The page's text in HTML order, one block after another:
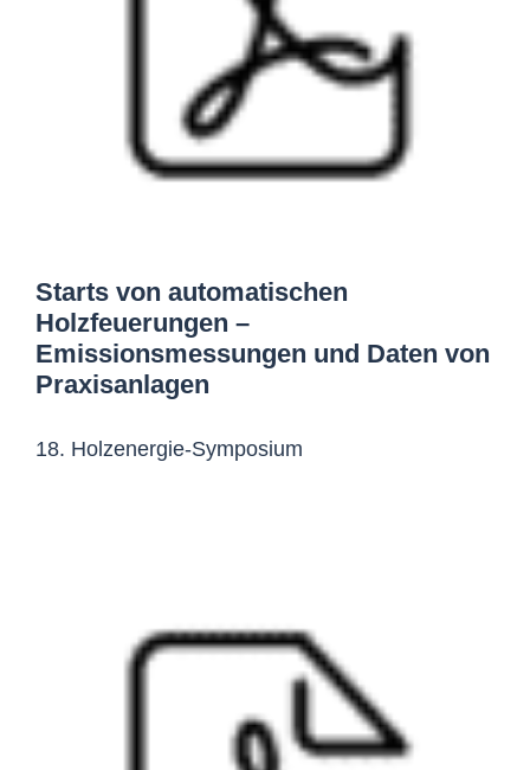
Starts von automatischen
Holzfeuerungen –
Emissionsmessungen und Daten von
Praxisanlagen
18. Holzenergie-Symposium